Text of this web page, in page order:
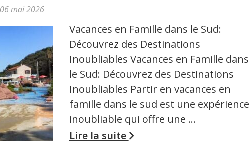
06 mai 2026
Vacances en Famille dans le Sud:
Découvrez des Destinations
Inoubliables Vacances en Famille dans
le Sud: Découvrez des Destinations
Inoubliables Partir en vacances en
famille dans le sud est une expérience
inoubliable qui offre une …
Lire la suite